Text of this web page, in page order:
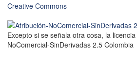
Creative Commons
Excepto si se señala otra cosa, la
NoComercial-SinDerivadas 2.5 Colombia